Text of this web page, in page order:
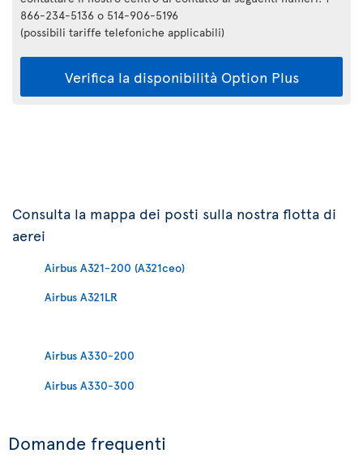
866-234-5136 o 514-906-5196
(possibili tariffe telefoniche applicabili)
Verifica la disponibilità Option Plus
Consulta la mappa dei posti sulla nostra flotta di
aerei
Airbus A321-200 (A321ceo)
Airbus A321LR
Airbus A330-200
Airbus A330-300
Domande frequenti